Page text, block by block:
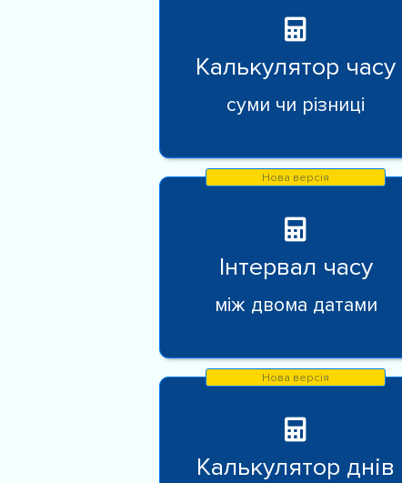
Калькулятор часу
суми чи різниці
Інтервал часу
між двома датами
Калькулятор днів